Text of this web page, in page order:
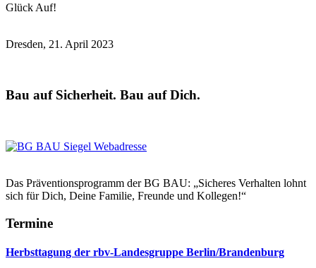
Glück Auf!
Dresden, 21. April 2023
Bau auf Sicherheit. Bau auf Dich.
Das Präventionsprogramm der BG BAU: „Sicheres Verhalten lohnt
sich für Dich, Deine Familie, Freunde und Kollegen!“
Termine
Herbsttagung der rbv-Landesgruppe Berlin/Brandenburg